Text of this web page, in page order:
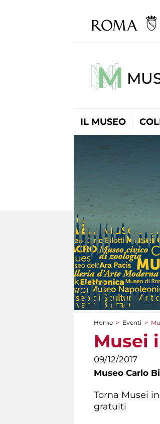
IL MUSEO
Tu sei qui
Home > Eventi >
Musei
09/12/2017
Museo Carlo
Torna Musei
gratuiti